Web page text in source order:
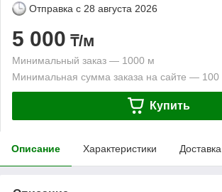
Отправка с 28 августа 2026
5 000 ₸/м
Минимальный заказ — 1000 м
Минимальная сумма заказа на сайте — 100
Купить
Описание Характеристики Доставка